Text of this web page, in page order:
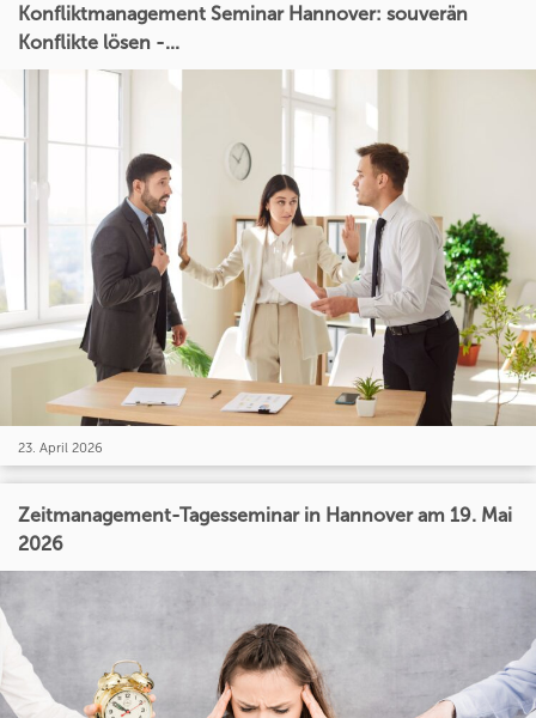
Konfliktmanagement Seminar Hannover: souverän
Konflikte lösen -...
23. April 2026
Zeitmanagement-Tagesseminar in Hannover am 19. Mai
2026